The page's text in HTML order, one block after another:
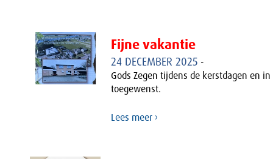
Fijne vakantie
24 DECEMBER 2025 -
Gods Zegen tijdens de kerstdagen en
toegewenst.
Lees meer ›